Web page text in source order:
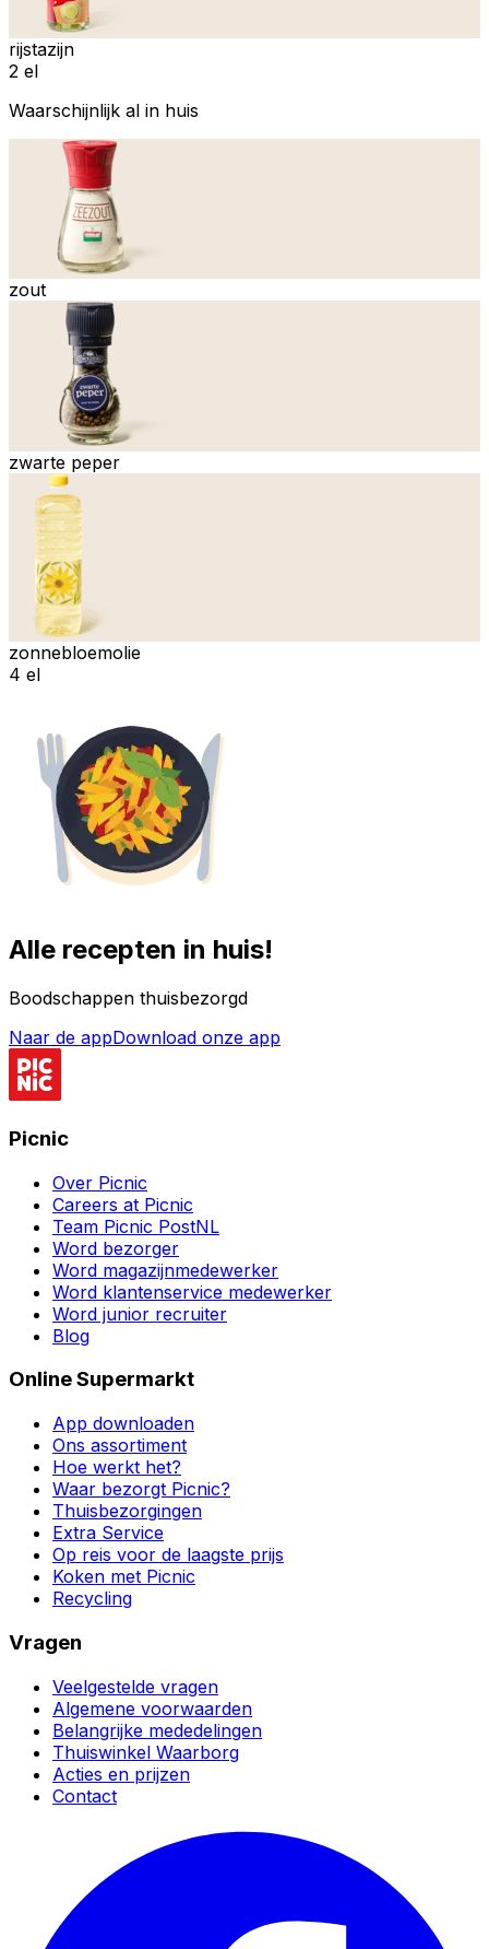
rijstazijn
2 el
Waarschijnlijk al in huis
zout
zwarte peper
zonnebloemolie
4 el
Alle recepten in huis!
Boodschappen thuisbezorgd
Naar de appDownload onze app
Picnic
Over Picnic
Careers at Picnic
Team Picnic PostNL
Word bezorger
Word magazijnmedewerker
Word klantenservice medewerker
Word junior recruiter
Blog
Online Supermarkt
App downloaden
Ons assortiment
Hoe werkt het?
Waar bezorgt Picnic?
Thuisbezorgingen
Extra Service
Op reis voor de laagste prijs
Koken met Picnic
Recycling
Vragen
Veelgestelde vragen
Algemene voorwaarden
Belangrijke mededelingen
Thuiswinkel Waarborg
Acties en prijzen
Contact